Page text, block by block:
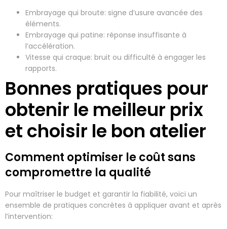
Embrayage qui broute: signe d’usure avancée des
éléments.
Embrayage qui patine: réponse insuffisante à
l’accélération.
Vitesse qui craque: bruit ou difficulté à engager les
rapports.
Bonnes pratiques pour
obtenir le meilleur prix
et choisir le bon atelier
Comment optimiser le coût sans
compromettre la qualité
Pour maîtriser le budget et garantir la fiabilité, voici un
ensemble de pratiques concrètes à appliquer avant et après
l’intervention: